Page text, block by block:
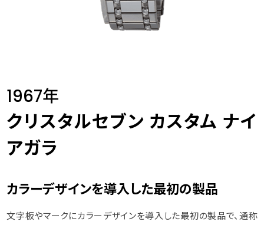
1967年
クリスタルセブン カスタム ナイ
アガラ
カラーデザインを導入した最初の製品
文字板やマークにカラーデザインを導入した最初の製品で、通称